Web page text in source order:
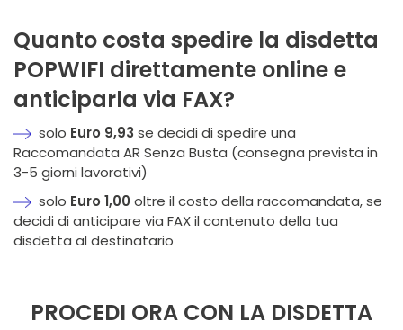
Quanto costa spedire la disdetta
POPWIFI direttamente online e
anticiparla via FAX?
solo Euro 9,93 se decidi di spedire una
Raccomandata AR Senza Busta (consegna prevista in
3-5 giorni lavorativi)
solo Euro 1,00 oltre il costo della raccomandata, se
decidi di anticipare via FAX il contenuto della tua
disdetta al destinatario
PROCEDI ORA CON LA DISDETTA